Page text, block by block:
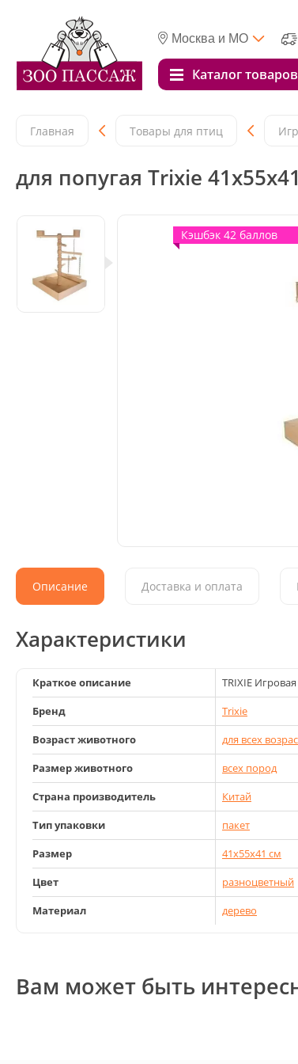
Москва и МО
Каталог товаров
Главная Товары для птиц
для попугая Trixie
Кэшбэк 42 баллов
Кэшбэк 42 баллов
Описание Доставка и оплата
Характеристики
Краткое описание
TRIXIE
Бренд
Trixie
Возраст животного
для всех
Размер животного
всех пород
Страна производитель
Китай
Тип упаковки
пакет
Размер
41х55х41 см
Цвет
разноцветный
Материал
дерево
Вам может быть